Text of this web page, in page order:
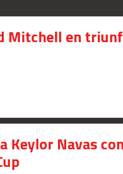
Mitchell en
Keylor Navas